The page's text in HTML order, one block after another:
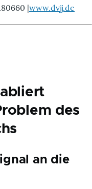
|www.dvjj.de
des
an die